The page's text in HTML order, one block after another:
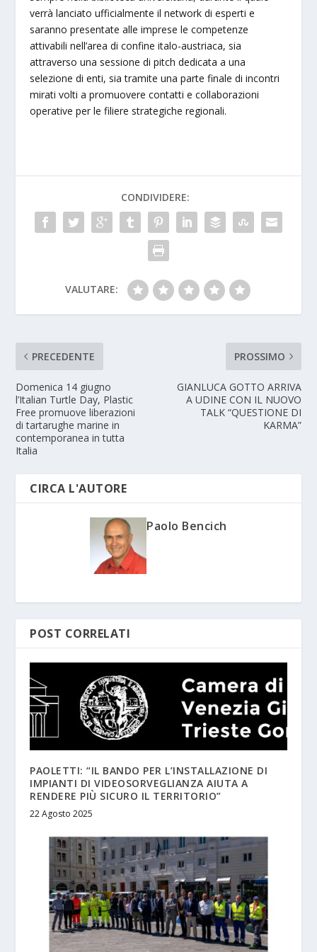
verrà lanciato ufficialmente il network di esperti e
saranno presentate alle imprese le competenze
attivabili nell’area di confine italo-austriaca, sia
attraverso una sessione di pitch dedicata a una
selezione di enti, sia tramite una parte finale di incontri
mirati volti a promuovere contatti e collaborazioni
operative per le filiere strategiche regionali.
CONDIVIDERE:
VALUTARE:
PRECEDENTE
Domenica 14 giugno
l’Italian Turtle Day, Plastic
Free promuove liberazioni
di tartarughe marine in
contemporanea in tutta
Italia
PROSSIMO
GIANLUCA GOTTO ARRIVA
A UDINE CON IL NUOVO
TALK “QUESTIONE DI
KARMA”
CIRCA L'AUTORE
Paolo Bencich
POST CORRELATI
PAOLETTI: “IL BANDO PER L’INSTALLAZIONE DI
IMPIANTI DI VIDEOSORVEGLIANZA AIUTA A
RENDERE PIÙ SICURO IL TERRITORIO”
22 Agosto 2025